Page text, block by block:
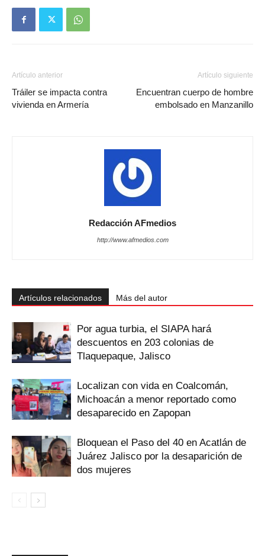
Artículo anterior
Tráiler se impacta contra
vivienda en Armería
Artículo siguiente
Encuentran cuerpo de hombre
embolsado en Manzanillo
Redacción AFmedios
http://www.afmedios.com
Artículos relacionados Más del autor
Por agua turbia, el SIAPA hará
descuentos en 203 colonias de
Tlaquepaque, Jalisco
Localizan con vida en Coalcomán,
Michoacán a menor reportado como
desaparecido en Zapopan
Bloquean el Paso del 40 en Acatlán de
Juárez Jalisco por la desaparición de
dos mujeres